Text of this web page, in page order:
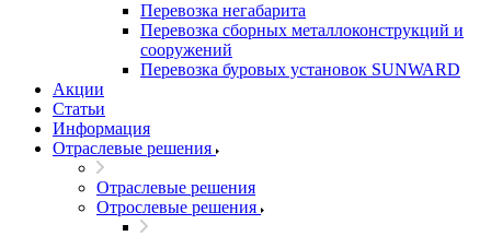
Перевозка негабарита
Перевозка сборных металлоконструкций и
сооружений
Перевозка буровых установок SUNWARD
Акции
Статьи
Информация
Отраслевые решения
Отраслевые решения
Отрослевые решения